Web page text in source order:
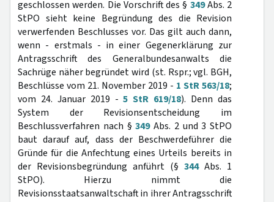
geschlossen werden. Die Vorschrift des § 349Abs. 2
StPO sieht keine Begründung des die Revision
verwerfenden Beschlusses vor. Das gilt auch dann,
wenn - erstmals - in einer Gegenerklärung zur
Antragsschrift des Generalbundesanwalts die
Sachrüge näher begründet wird (st. Rspr.; vgl. BGH,
Beschlüsse vom 21. November 2019 - 1 StR 563/18;
vom 24. Januar 2019 -5 StR 619/18). Denn das
System der Revisionsentscheidung im
Beschlussverfahren nach §349Abs. 2 und 3 StPO
baut darauf auf, dass der Beschwerdeführer die
Gründe für die Anfechtung eines Urteils bereits in
der Revisionsbegründung anführt (§ 344Abs. 1
StPO). Hierzu nimmt die
Revisionsstaatsanwaltschaft in ihrer Antragsschrift